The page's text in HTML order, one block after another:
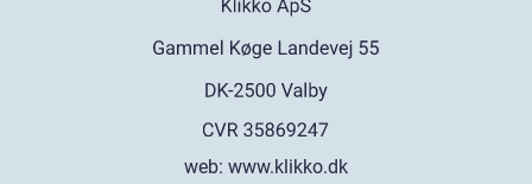
web: www.klikko.dk